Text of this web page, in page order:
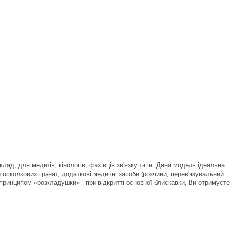
для медиків, кінологів, фахівців зв'язку та ін. Дана модель ідеальна
гранат, додаткові медичні засоби (розчини, перев'язувальний
«розкладушки» - при відкритті основної блискавки, Ви отримуєте